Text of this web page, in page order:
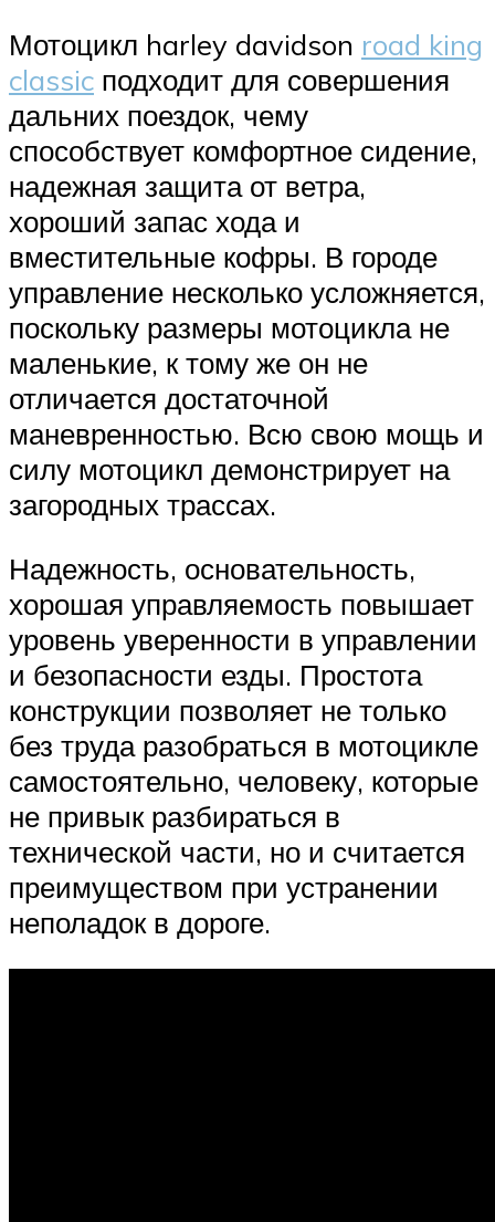
Мотоцикл harley davidson road king
classic подходит для совершения
дальних поездок, чему
способствует комфортное сидение,
надежная защита от ветра,
хороший запас хода и
вместительные кофры. В городе
управление несколько усложняется,
поскольку размеры мотоцикла не
маленькие, к тому же он не
отличается достаточной
маневренностью. Всю свою мощь и
силу мотоцикл демонстрирует на
загородных трассах.
Надежность, основательность,
хорошая управляемость повышает
уровень уверенности в управлении
и безопасности езды. Простота
конструкции позволяет не только
без труда разобраться в мотоцикле
самостоятельно, человеку, которые
не привык разбираться в
технической части, но и считается
преимуществом при устранении
неполадок в дороге.